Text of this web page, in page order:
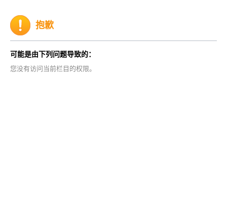
抱歉
可能是由下列问题导致的：
您没有访问当前栏目的权限。